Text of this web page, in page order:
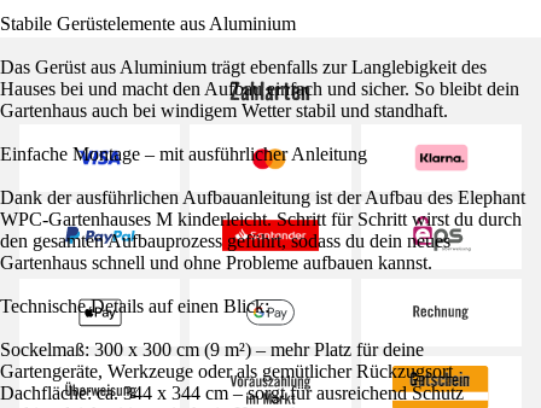
Stabile Gerüstelemente aus Aluminium
Das Gerüst aus Aluminium trägt ebenfalls zur Langlebigkeit des
Hauses bei und macht den Aufbau einfach und sicher. So bleibt dein
Gartenhaus auch bei windigem Wetter stabil und standhaft.
Einfache Montage – mit ausführlicher Anleitung
Dank der ausführlichen Aufbauanleitung ist der Aufbau des Elephant
WPC-Gartenhauses M kinderleicht. Schritt für Schritt wirst du durch
den gesamten Aufbauprozess geführt, sodass du dein neues
Gartenhaus schnell und ohne Probleme aufbauen kannst.
Technische Details auf einen Blick:
Sockelmaß: 300 x 300 cm (9 m²) – mehr Platz für deine
Gartengeräte, Werkzeuge oder als gemütlicher Rückzugsort
Dachfläche: ca. 344 x 344 cm – sorgt für ausreichend Schutz
Zahlarten